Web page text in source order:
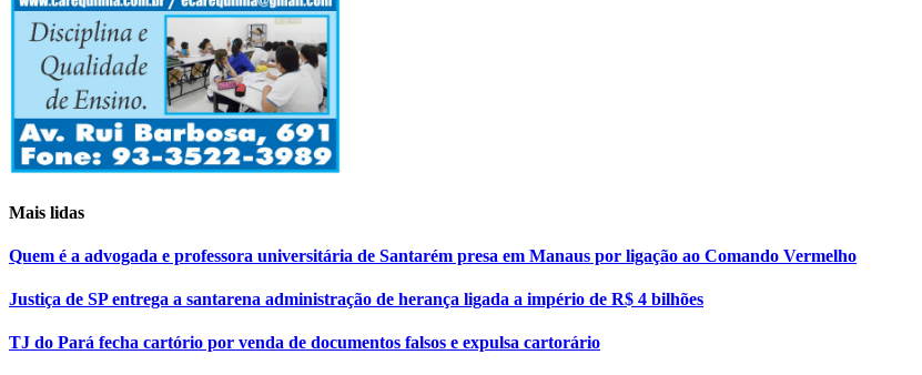
Mais lidas
Quem é a advogada e professora universitária de Santarém presa em Manaus por ligação ao Comando Vermelho
Justiça de SP entrega a santarena administração de herança ligada a império de R$ 4 bilhões
TJ do Pará fecha cartório por venda de documentos falsos e expulsa cartorário